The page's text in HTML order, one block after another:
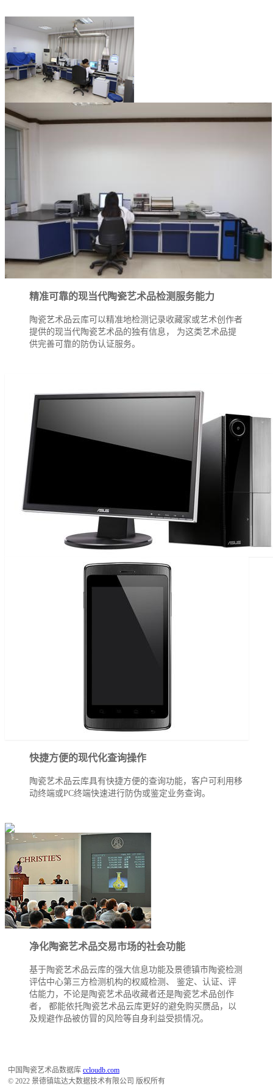
精准可靠的现当代陶瓷艺术品检测服务能力
陶瓷艺术品云库可以精准地检测记录收藏家或艺术创作者
提供的现当代陶瓷艺术品的独有信息， 为这类艺术品提
供完善可靠的防伪认证服务。
快捷方便的现代化查询操作
陶瓷艺术品云库具有快捷方便的查询功能，客户可利用移
动终端或PC终端快速进行防伪或鉴定业务查询。
净化陶瓷艺术品交易市场的社会功能
基于陶瓷艺术品云库的强大信息功能及景德镇市陶瓷检测
评估中心第三方检测机构的权威检测、 鉴定、认证、评
估能力，不论是陶瓷艺术品收藏者还是陶瓷艺术品创作
者， 都能依托陶瓷艺术品云库更好的避免购买赝品，以
及规避作品被仿冒的风险等自身利益受损情况。
中国陶瓷艺术品数据库 ccloudb.com
© 2022 景德镇竑达大数据技术有限公司 版权所有